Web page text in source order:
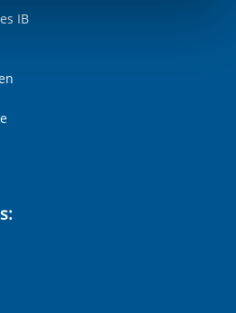
daher unabhängig von einer
*
IB